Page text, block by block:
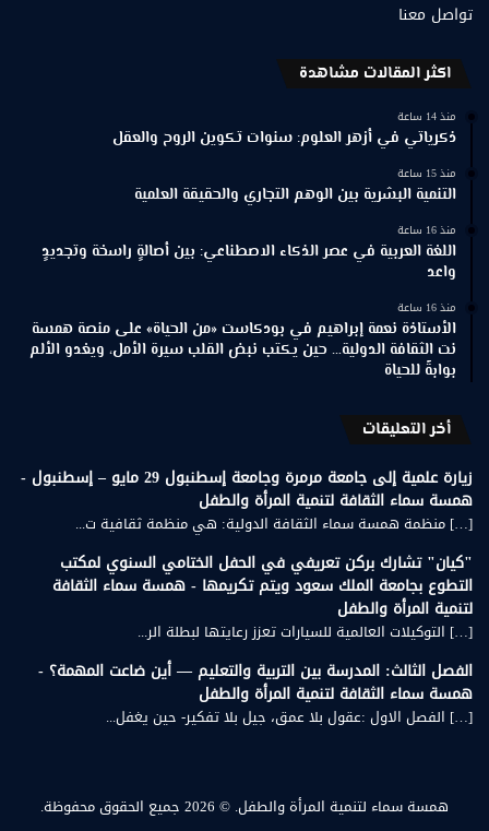
تواصل معنا
اكثر المقالات مشاهدة
منذ 14 ساعة
ذكرياتي في أزهر العلوم: سنوات تكوين الروح والعقل
منذ 15 ساعة
التنمية البشرية بين الوهم التجاري والحقيقة العلمية
منذ 16 ساعة
اللغة العربية في عصر الذكاء الاصطناعي: بين أصالةٍ راسخة وتجديدٍ
واعد
منذ 16 ساعة
الأستاذة نعمة إبراهيم في بودكاست «من الحياة» على منصة همسة
نت الثقافة الدولية… حين يكتب نبض القلب سيرة الأمل، ويغدو الألم
بوابةً للحياة
أخر التعليقات
زيارة علمية إلى جامعة مرمرة وجامعة إسطنبول 29 مايو – إسطنبول -
همسة سماء الثقافة لتنمية المرأة والطفل
[…] منظمة همسة سماء الثقافة الدولية: هي منظمة ثقافية ت...
"كيان" تشارك بركن تعريفي في الحفل الختامي السنوي لمكتب
التطوع بجامعة الملك سعود ويتم تكريمها - همسة سماء الثقافة
لتنمية المرأة والطفل
[…] التوكيلات العالمية للسيارات تعزز رعايتها لبطلة الر...
الفصل الثالث: المدرسة بين التربية والتعليم — أين ضاعت المهمة؟ -
همسة سماء الثقافة لتنمية المرأة والطفل
[…] الفصل الاول :عقول بلا عمق، جيل بلا تفكير- حين يغفل...
همسة سماء لتنمية المرأة والطفل. © 2026 جميع الحقوق محفوظة.